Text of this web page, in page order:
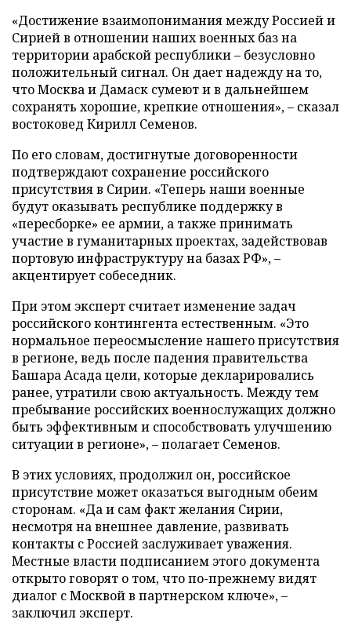
«Достижение взаимопонимания между Россией и
Сирией в отношении наших военных баз на
территории арабской республики – безусловно
положительный сигнал. Он дает надежду на то,
что Москва и Дамаск сумеют и в дальнейшем
сохранять хорошие, крепкие отношения», – сказал
востоковед Кирилл Семенов.
По его словам, достигнутые договоренности
подтверждают сохранение российского
присутствия в Сирии. «Теперь наши военные
будут оказывать республике поддержку в
«пересборке» ее армии, а также принимать
участие в гуманитарных проектах, задействовав
портовую инфраструктуру на базах РФ», –
акцентирует собеседник.
При этом эксперт считает изменение задач
российского контингента естественным. «Это
нормальное переосмысление нашего присутствия
в регионе, ведь после падения правительства
Башара Асада цели, которые декларировались
ранее, утратили свою актуальность. Между тем
пребывание российских военнослужащих должно
быть эффективным и способствовать улучшению
ситуации в регионе», – полагает Семенов.
В этих условиях, продолжил он, российское
присутствие может оказаться выгодным обеим
сторонам. «Да и сам факт желания Сирии,
несмотря на внешнее давление, развивать
контакты с Россией заслуживает уважения.
Местные власти подписанием этого документа
открыто говорят о том, что по-прежнему видят
диалог с Москвой в партнерском ключе», –
заключил эксперт.